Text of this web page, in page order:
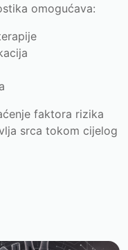
omogućava:
faktora rizika
srca tokom cijelog